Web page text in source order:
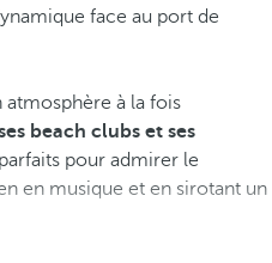
face au port de
atmosphère à la fois
beach clubs et ses
pour admirer le
en musique et en sirotant un